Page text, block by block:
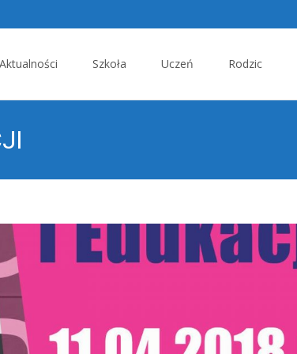
Aktualności Szkoła Uczeń Rodzic